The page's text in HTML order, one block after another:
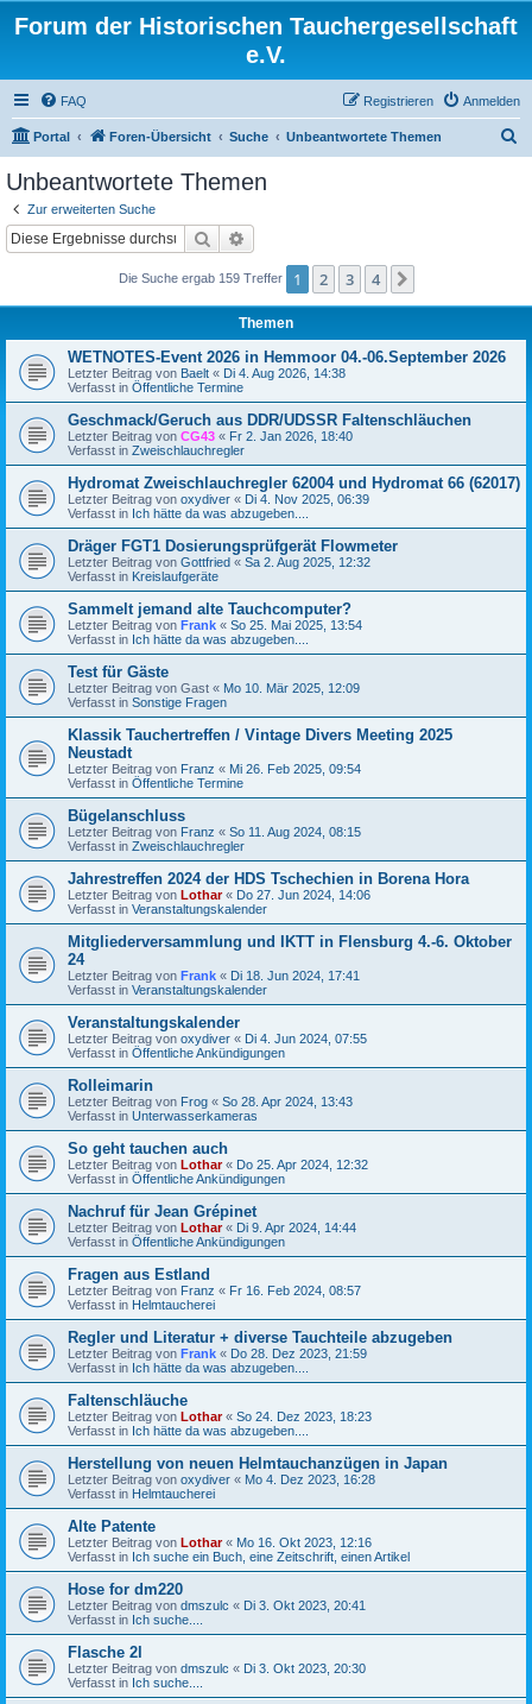
Forum der Historischen Tauchergesellschaft
e.V.
FAQ Anmelden
Registrieren
Portal Foren-Übersicht Suche Unbeantwortete Themen
Unbeantwortete Themen
Zur erweiterten Suche
Suche
Die Suche ergab 159 Treffer 1 2 3 4
Themen
WETNOTES-Event 2026 in Hemmoor 04.-06.September 2026
Letzter Beitrag von Baelt « Di 4. Aug 2026, 14:38
Verfasst in Öffentliche Termine
Geschmack/Geruch aus DDR/UDSSR Faltenschläuchen
Letzter Beitrag von CG43 « Fr 2. Jan 2026, 18:40
Verfasst in Zweischlauchregler
Hydromat Zweischlauchregler 62004 und Hydromat 66 (62017)
Letzter Beitrag von oxydiver « Di 4. Nov 2025, 06:39
Verfasst in Ich hätte da was abzugeben....
Dräger FGT1 Dosierungsprüfgerät Flowmeter
Letzter Beitrag von Gottfried « Sa 2. Aug 2025, 12:32
Verfasst in Kreislaufgeräte
Sammelt jemand alte Tauchcomputer?
Letzter Beitrag von Frank « So 25. Mai 2025, 13:54
Verfasst in Ich hätte da was abzugeben....
Test für Gäste
Letzter Beitrag von Gast « Mo 10. Mär 2025, 12:09
Verfasst in Sonstige Fragen
Klassik Tauchertreffen / Vintage Divers Meeting 2025
Neustadt
Letzter Beitrag von Franz « Mi 26. Feb 2025, 09:54
Verfasst in Öffentliche Termine
Bügelanschluss
Letzter Beitrag von Franz « So 11. Aug 2024, 08:15
Verfasst in Zweischlauchregler
Jahrestreffen 2024 der HDS Tschechien in Borena Hora
Letzter Beitrag von Lothar« Do 27. Jun 2024, 14:06
Verfasst in Veranstaltungskalender
Mitgliederversammlung und IKTT in Flensburg 4.-6. Oktober
24
Letzter Beitrag von Frank « Di 18. Jun 2024, 17:41
Verfasst in Veranstaltungskalender
Veranstaltungskalender
Letzter Beitrag von oxydiver « Di 4. Jun 2024, 07:55
Verfasst in Öffentliche Ankündigungen
Rolleimarin
Letzter Beitrag von Frog « So 28. Apr 2024, 13:43
Verfasst in Unterwasserkameras
So geht tauchen auch
Letzter Beitrag von Lothar« Do 25. Apr 2024, 12:32
Verfasst in Öffentliche Ankündigungen
Nachruf für Jean Grépinet
Letzter Beitrag von Lothar« Di 9. Apr 2024, 14:44
Verfasst in Öffentliche Ankündigungen
Fragen aus Estland
Letzter Beitrag von Franz « Fr 16. Feb 2024, 08:57
Verfasst in Helmtaucherei
Regler und Literatur + diverse Tauchteile abzugeben
Letzter Beitrag von Frank « Do 28. Dez 2023, 21:59
Verfasst in Ich hätte da was abzugeben....
Faltenschläuche
Letzter Beitrag von Lothar« So 24. Dez 2023, 18:23
Verfasst in Ich hätte da was abzugeben....
Herstellung von neuen Helmtauchanzügen in Japan
Letzter Beitrag von oxydiver « Mo 4. Dez 2023, 16:28
Verfasst in Helmtaucherei
Alte Patente
Letzter Beitrag von Lothar« Mo 16. Okt 2023, 12:16
Verfasst in Ich suche ein Buch, eine Zeitschrift, einen Artikel
Hose for dm220
Letzter Beitrag von dmszulc « Di 3. Okt 2023, 20:41
Verfasst in Ich suche....
Flasche 2l
Letzter Beitrag von dmszulc « Di 3. Okt 2023, 20:30
Verfasst in Ich suche....